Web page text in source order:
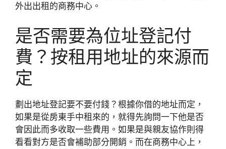
外出出租的商務中心。
是否需要為位址登記付
費？按租用地址的來源而
定
劃出地址登記要不要付錢？根據你借的地址而定，
如果是從房東手中租來的，就得先詢問一下他是否
會因此而多收取一些費用。如果是與親友協作則得
看看對方是否會補助部分開銷。而在商務中心上，